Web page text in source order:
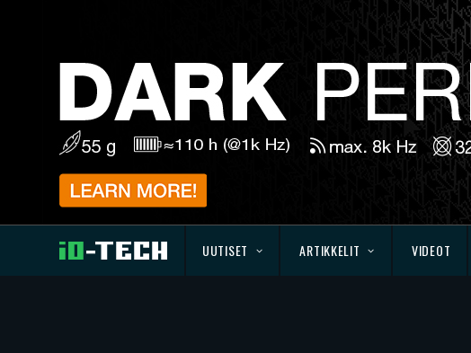
UUTISET ARTIKKELIT VIDEOT